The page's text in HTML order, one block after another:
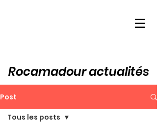
Rocamadour actualités
Post
Tous les posts